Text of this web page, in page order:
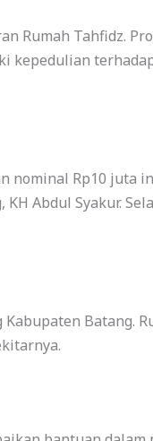
Rumah Tahfidz.
kepedulian
nominal Rp10 juta
KH Abdul Syakur.
Batang.